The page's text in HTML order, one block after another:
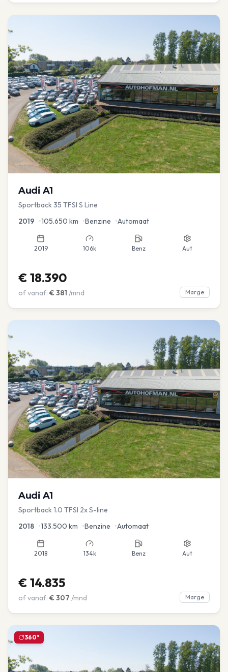
Audi A1
Sportback 35 TFSI S Line
2019 •105.650 km •Benzine •Automaat
2019 106k Benz Aut
€ 18.390
of vanaf: € 381 /mnd Marge
Audi A1
Sportback 1.0 TFSI 2x S-line
2018 •133.500 km •Benzine •Automaat
2018 134k Benz Aut
€ 14.835
of vanaf: € 307 /mnd Marge
360°